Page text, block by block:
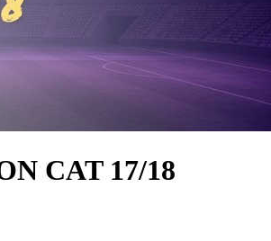
CAT 17/18